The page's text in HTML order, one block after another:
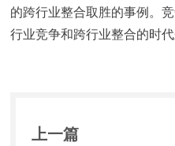
的跨行业整合取胜的事例。
行业竞争和跨行业整合的时代
上一篇